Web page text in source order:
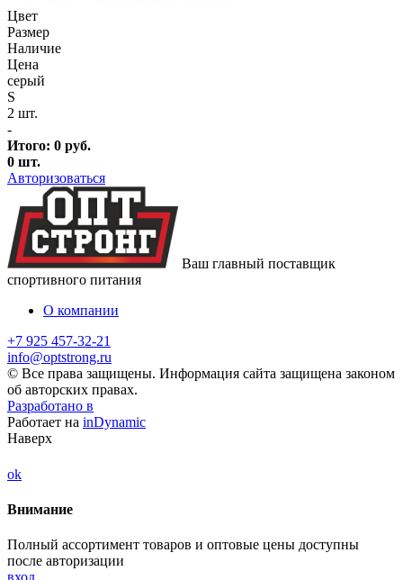
Цвет
Размер
Наличие
Цена
серый
S
2 шт.
-
Итого: 0 руб.
0 шт.
Авторизоваться
Ваш главный поставщик
спортивного питания
О компании
+7 925 457-32-21
info@optstrong.ru
© Все права защищены. Информация сайта защищена законом
об авторских правах.
Разработано в
Работает на inDynamic
Наверх
ok
Внимание
Полный ассортимент товаров и оптовые цены доступны
после авторизации